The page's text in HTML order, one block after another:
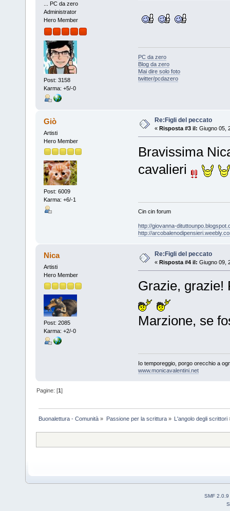
... PC da zero
Administrator
Hero Member
Post: 3158
Karma: +5/-0
PC da zero
Blog da zero
Mai dire solo foto
twitter/pcdazero
Giò
Artisti
Hero Member
Post: 6009
Karma: +6/-1
Re:Figli del peccato
« Risposta #3 il: Giugno 05,
Bravissima
cavalieri
Cin cin forum
http://giovanna-
http://
Nica
Artisti
Hero Member
Post: 2085
Karma: +2/-0
Re:Figli del peccato
« Risposta #4 il: Giugno 09,
Grazie,
Marzione, se
Io temporeggio, porgo orecchio a
www.monicavalentini.net
Pagine: [1]
Buonalettura - Comunità » Passione per la scrittura» L'angolo degli scrittori
SMF 2.0.9